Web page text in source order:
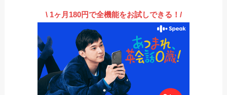
\ 1ヶ月180円で全機能をお試しできる！/